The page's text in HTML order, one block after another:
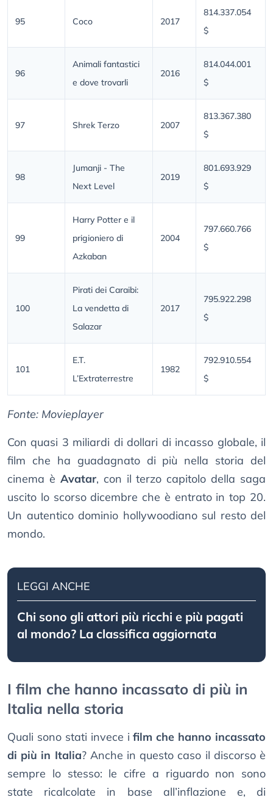
95 Coco 2017
814.337.054
$
96
Animali fantastici
e dove trovarli
2016
814.044.001
$
97 Shrek Terzo 2007
813.367.380
$
98
Jumanji - The
Next Level
2019
801.693.929
$
99
Harry Potter e il
prigioniero di
Azkaban
2004
797.660.766
$
100
Pirati dei Caraibi:
La vendetta di
Salazar
2017
795.922.298
$
101
E.T.
L’Extraterrestre
1982
792.910.554
$
Fonte: Movieplayer
Con quasi 3 miliardi di dollari di incasso globale, il
film che ha guadagnato di più nella storia del
cinema è Avatar, con il terzo capitolo della saga
uscito lo scorso dicembre che è entrato in top 20.
Un autentico dominio hollywoodiano sul resto del
mondo.
LEGGI ANCHE
Chi sono gli attori più ricchi e più pagati
al mondo? La classifica aggiornata
I film che hanno incassato di più in
Italia nella storia
Quali sono stati invece ifilm che hanno incassato
di più in Italia? Anche in questo caso il discorso è
sempre lo stesso: le cifre a riguardo non sono
state ricalcolate in base all’inflazione e, di